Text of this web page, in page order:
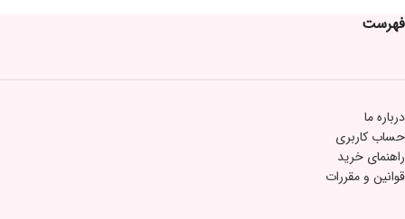
فهرست
درباره ما
حساب کاربری
راهنمای خرید
قوانین و مقررات